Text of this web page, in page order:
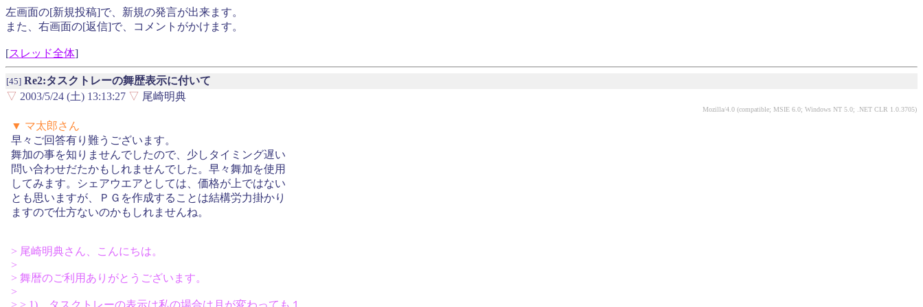
左画面の[新規投稿]で、新規の発言が出来ます。
また、右画面の[返信]で、コメントがかけます。
[スレッド全体]
[45] Re2:タスクトレーの舞歴表示に付いて
▽ 2003/5/24 (土) 13:13:27 ▽ 尾崎明典
Mozilla/4.0 (compatible; MSIE 6.0; Windows NT 5.0; .NET CLR 1.0.3705)
▼ マ太郎さん
早々ご回答有り難うございます。
舞加の事を知りませんでしたので、少しタイミング遅い
問い合わせだたかもしれませんでした。早々舞加を使用
してみます。シェアウエアとしては、価格が上ではない
とも思いますが、ＰＧを作成することは結構労力掛かり
ますので仕方ないのかもしれませんね。
> 尾崎明典さん、こんにちは。
>
> 舞暦のご利用ありがとうございます。
>
> > 1) タスクトレーの表示は私の場合は月が変わっても１